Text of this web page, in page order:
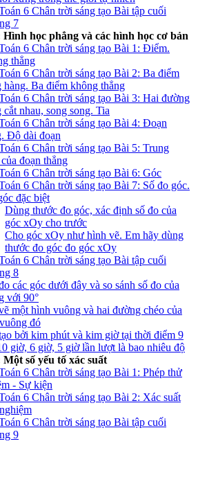
6 Chân trời sáng tạo Bài tập cuối
7
học phẳng và các hình học cơ bản
6 Chân trời sáng tạo Bài 1: Điểm.
thẳng
6 Chân trời sáng tạo Bài 2: Ba điểm
hàng. Ba điểm không thẳng
6 Chân trời sáng tạo Bài 3: Hai đường
cắt nhau, song song. Tia
6 Chân trời sáng tạo Bài 4: Đoạn
Độ dài đoạn
6 Chân trời sáng tạo Bài 5: Trung
đoạn thẳng
6 Chân trời sáng tạo Bài 6: Góc
6 Chân trời sáng tạo Bài 7: Số đo góc.
đặc biệt
Dùng thước đo góc, xác định số đo của
góc xOy cho trước
Cho góc xOy như hình vẽ. Em hãy dùng
thước đo góc đo góc xOy
6 Chân trời sáng tạo Bài tập cuối
8
các góc dưới đây và so sánh số đo của
với 90°
một hình vuông và hai đường chéo của
đó
bởi kim phút và kim giờ tại thời điểm 9
giờ, 6 giờ, 5 giờ lần lượt là bao nhiêu độ
số yếu tố xác suất
6 Chân trời sáng tạo Bài 1: Phép thử
- Sự kiện
6 Chân trời sáng tạo Bài 2: Xác suất
6 Chân trời sáng tạo Bài tập cuối
9